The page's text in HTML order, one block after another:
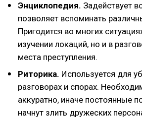
Энциклопедия. Задействует
позволяет вспоминать
Пригодится во многих
изучении локаций, но и в
места преступления.
Риторика. Используется для
разговорах и спорах.
аккуратно, иначе постоянные
начнут злить дружеских